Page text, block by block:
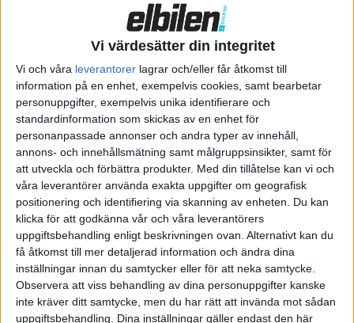
Vi värdesätter din integritet
Vi och våra leverantorer lagrar och/eller får åtkomst till
information på en enhet, exempelvis cookies, samt bearbetar
personuppgifter, exempelvis unika identifierare och
standardinformation som skickas av en enhet för
personanpassade annonser och andra typer av innehåll,
annons- och innehållsmätning samt målgruppsinsikter, samt för
att utveckla och förbättra produkter. Med din tillåtelse kan vi och
våra leverantörer använda exakta uppgifter om geografisk
positionering och identifiering via skanning av enheten. Du kan
klicka för att godkänna vår och våra leverantörers
uppgiftsbehandling enligt beskrivningen ovan. Alternativt kan du
få åtkomst till mer detaljerad information och ändra dina
inställningar innan du samtycker eller för att neka samtycke.
Observera att viss behandling av dina personuppgifter kanske
inte kräver ditt samtycke, men du har rätt att invända mot sådan
uppgiftsbehandling. Dina inställningar gäller endast den här
Mest lästa
Elbilens nyhetsbrev
Håll dig uppdaterad om de senaste nyheterna!
Prenumerera